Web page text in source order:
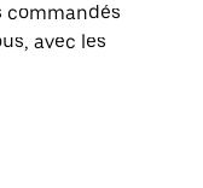
commandés
avec les